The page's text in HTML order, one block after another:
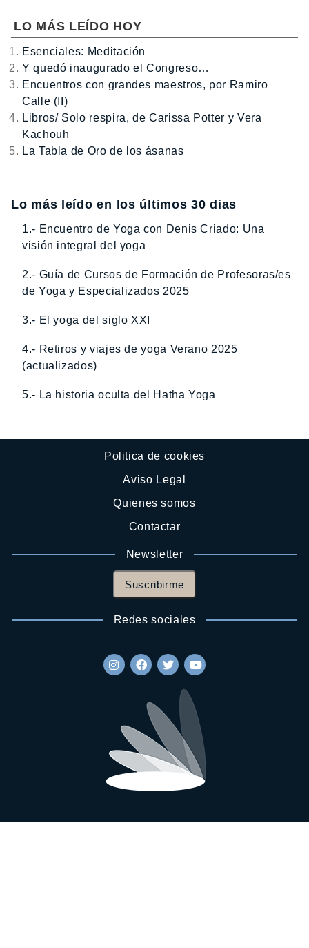
LO MÁS LEÍDO HOY
Esenciales: Meditación
Y quedó inaugurado el Congreso…
Encuentros con grandes maestros, por Ramiro
Calle (II)
Libros/ Solo respira, de Carissa Potter y Vera
Kachouh
La Tabla de Oro de los ásanas
Lo más leído en los últimos 30 dias
1.- Encuentro de Yoga con Denis Criado: Una
visión integral del yoga
2.- Guía de Cursos de Formación de Profesoras/es
de Yoga y Especializados 2025
3.- El yoga del siglo XXI
4.- Retiros y viajes de yoga Verano 2025
(actualizados)
5.- La historia oculta del Hatha Yoga
Politica de cookies
Aviso Legal
Quienes somos
Contactar
Newsletter
Suscribirme
Redes sociales